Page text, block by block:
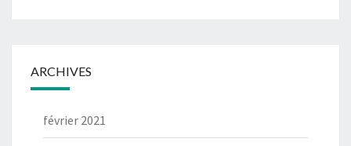
ARCHIVES
février 2021